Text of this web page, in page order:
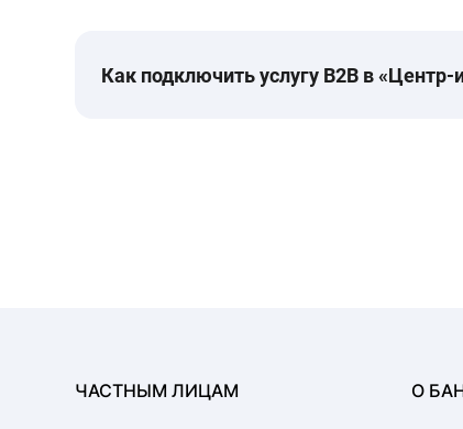
Как подключить услугу B2B в «Центр-
ЧАСТНЫМ ЛИЦАМ О